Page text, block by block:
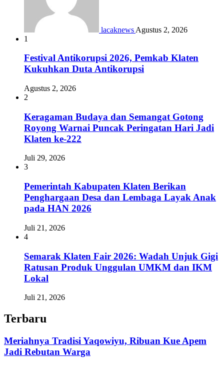
lacaknews Agustus 2, 2026
1
Festival Antikorupsi 2026, Pemkab Klaten
Kukuhkan Duta Antikorupsi
Agustus 2, 2026
2
Keragaman Budaya dan Semangat Gotong
Royong Warnai Puncak Peringatan Hari Jadi
Klaten ke-222
Juli 29, 2026
3
Pemerintah Kabupaten Klaten Berikan
Penghargaan Desa dan Lembaga Layak Anak
pada HAN 2026
Juli 21, 2026
4
Semarak Klaten Fair 2026: Wadah Unjuk Gigi
Ratusan Produk Unggulan UMKM dan IKM
Lokal
Juli 21, 2026
Terbaru
Meriahnya Tradisi Yaqowiyu, Ribuan Kue Apem
Jadi Rebutan Warga